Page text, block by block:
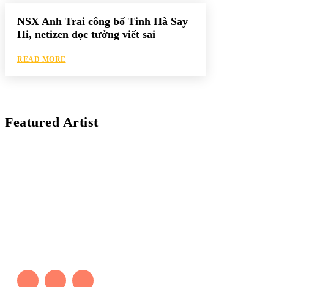
NSX Anh Trai công bố Tinh Hà Say
Hi, netizen đọc tưởng viết sai
READ MORE
Featured Artist